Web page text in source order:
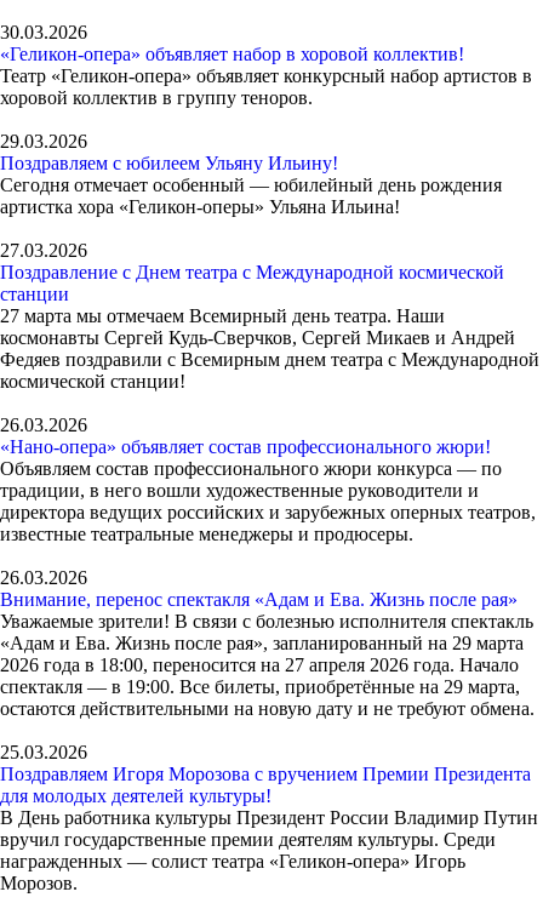
30.03.2026
«Геликон-опера» объявляет набор в хоровой коллектив!
Театр «Геликон-опера» объявляет конкурсный набор артистов в
хоровой коллектив в группу теноров.
29.03.2026
Поздравляем с юбилеем Ульяну Ильину!
Сегодня отмечает особенный — юбилейный день рождения
артистка хора «Геликон-оперы» Ульяна Ильина!
27.03.2026
Поздравление с Днем театра с Международной космической
станции
27 марта мы отмечаем Всемирный день театра. Наши
космонавты Сергей Кудь-Сверчков, Сергей Микаев и Андрей
Федяев поздравили с Всемирным днем театра с Международной
космической станции!
26.03.2026
«Нано-опера» объявляет состав профессионального жюри!
Объявляем состав профессионального жюри конкурса — по
традиции, в него вошли художественные руководители и
директора ведущих российских и зарубежных оперных театров,
известные театральные менеджеры и продюсеры.
26.03.2026
Внимание, перенос спектакля «Адам и Ева. Жизнь после рая»
Уважаемые зрители! В связи с болезнью исполнителя спектакль
«Адам и Ева. Жизнь после рая», запланированный на 29 марта
2026 года в 18:00, переносится на 27 апреля 2026 года. Начало
спектакля — в 19:00. Все билеты, приобретённые на 29 марта,
остаются действительными на новую дату и не требуют обмена.
25.03.2026
Поздравляем Игоря Морозова с вручением Премии Президента
для молодых деятелей культуры!
В День работника культуры Президент России Владимир Путин
вручил государственные премии деятелям культуры. Среди
награжденных — солист театра «Геликон-опера» Игорь
Морозов.